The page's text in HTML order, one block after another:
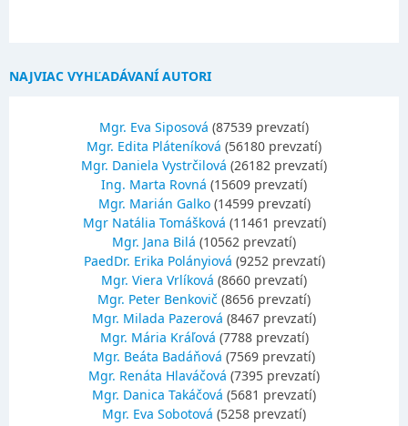
NAJVIAC VYHĽADÁVANÍ AUTORI
Mgr. Eva Siposová (87539 prevzatí)
Mgr. Edita Pláteníková (56180 prevzatí)
Mgr. Daniela Vystrčilová (26182 prevzatí)
Ing. Marta Rovná (15609 prevzatí)
Mgr. Marián Galko(14599 prevzatí)
Mgr Natália Tomášková (11461 prevzatí)
Mgr. Jana Bilá (10562 prevzatí)
PaedDr. Erika Polányiová (9252 prevzatí)
Mgr. Viera Vrlíková (8660 prevzatí)
Mgr. Peter Benkovič (8656 prevzatí)
Mgr. Milada Pazerová (8467 prevzatí)
Mgr. Mária Kráľová (7788 prevzatí)
Mgr. Beáta Badáňová (7569 prevzatí)
Mgr. Renáta Hlaváčová (7395 prevzatí)
Mgr. Danica Takáčová (5681 prevzatí)
Mgr. Eva Sobotová (5258 prevzatí)